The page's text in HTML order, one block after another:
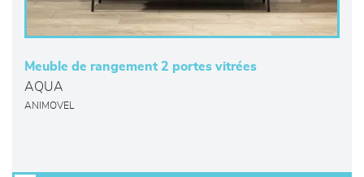
Meuble de rangement 2 portes vitrées
AQUA
ANIMOVEL